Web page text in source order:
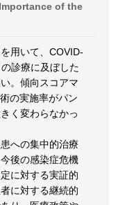
of the
用いて、COVID-
診療に及ぼした
。傾向スコアマ
の実施率がパン
く変わらなかっ
への集中的治療
後の感染症危機
に対する実証的
に対する継続的